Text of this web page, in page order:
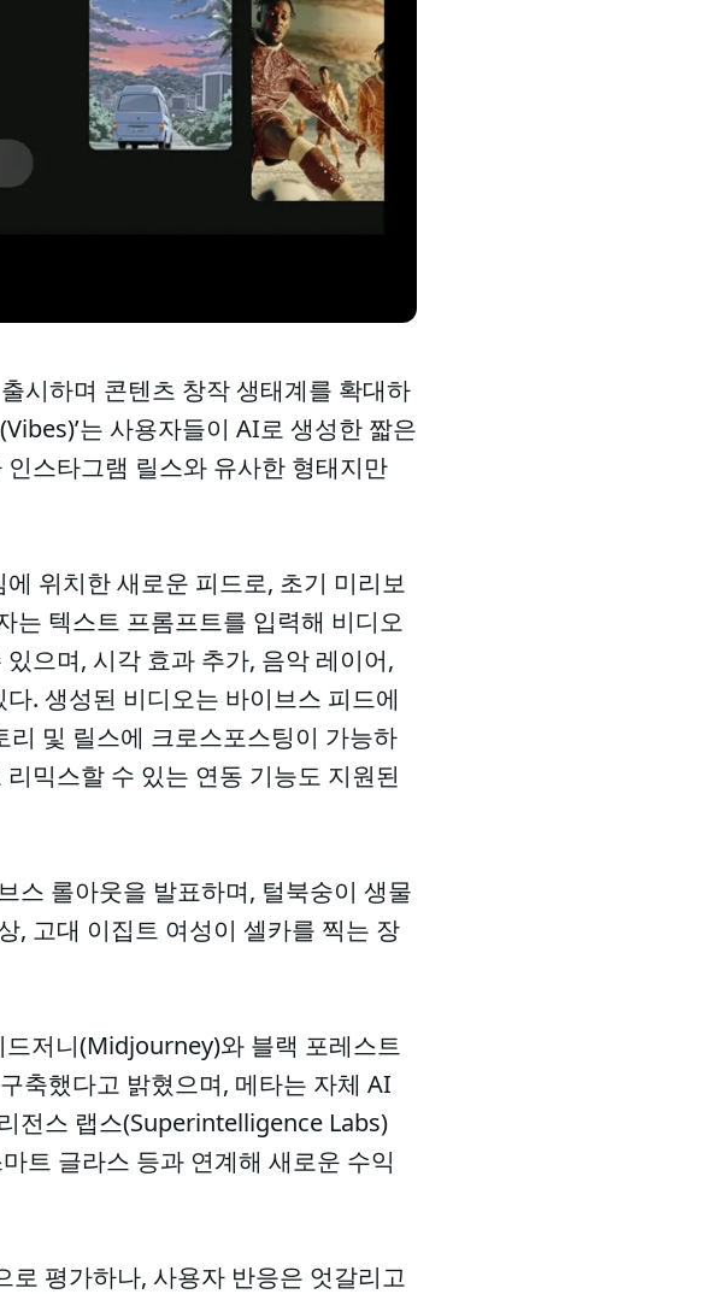
시하며 콘텐츠 창작 생태계를 확대하
는 사용자들이 AI로 생성한 짧은
스타그램 릴스와 유사한 형태지만
위치한 새로운 피드로, 초기 미리보
는 텍스트 프롬프트를 입력해 비디오
으며, 시각 효과 추가, 음악 레이어,
. 생성된 비디오는 바이브스 피드에
및 릴스에 크로스포스팅이 가능하
믹스할 수 있는 연동 기능도 지원된
스 롤아웃을 발표하며, 털북숭이 생물
, 고대 이집트 여성이 셀카를 찍는 장
저니(Midjourney)와 블랙 포레스트
축했다고 밝혔으며, 메타는 자체 AI
전스 랩스(Superintelligence Labs)
트 글라스 등과 연계해 새로운 수익
평가하나, 사용자 반응은 엇갈리고